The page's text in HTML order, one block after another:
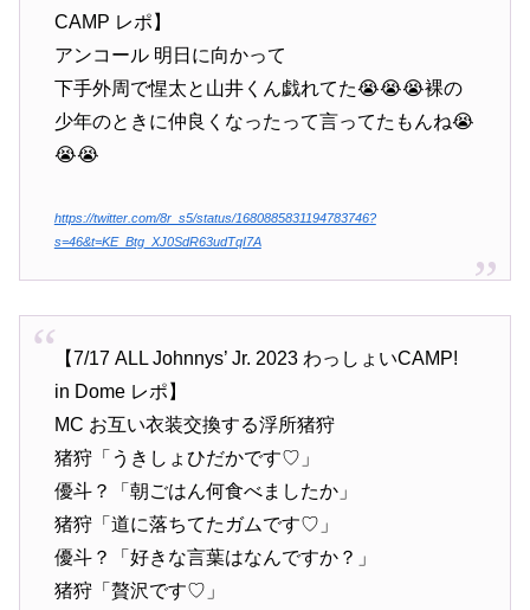
CAMP レポ】
アンコール 明日に向かって
下手外周で惺太と山井くん戯れてた😭😭😭裸の
少年のときに仲良くなったって言ってたもんね😭
😭😭
https://twitter.com/8r_s5/status/1680885831194783746?
s=46&t=KE_Btg_XJ0SdR63udTqI7A
【7/17 ALL Johnnys’ Jr. 2023 わっしょいCAMP!
in Dome レポ】
MC お互い衣装交換する浮所猪狩
猪狩「うきしょひだかです♡」
優斗？「朝ごはん何食べましたか」
猪狩「道に落ちてたガムです♡」
優斗？「好きな言葉はなんですか？」
猪狩「贅沢です♡」